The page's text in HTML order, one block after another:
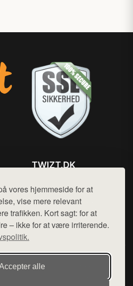
vores hjemmeside for at
vise mere relevant
trafikken. Kort sagt: for at
– ikke for at være irriterende.
alle
TWIZT.DK
Mail: hej@want.dk
Cookie- og privatlivspolitik
der udgiver en række
af forskellige produkter fra